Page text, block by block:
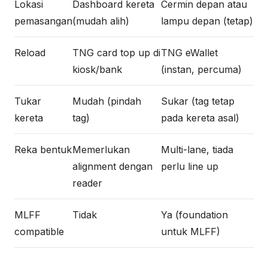
Lokasi
pemasangan
Dashboard kereta
(mudah alih)
Cermin depan atau
lampu depan (tetap)
Reload
TNG card top up di
kiosk/bank
TNG eWallet
(instan, percuma)
Tukar
kereta
Mudah (pindah
tag)
Sukar (tag tetap
pada kereta asal)
Reka bentukMemerlukan
alignment dengan
reader
Multi-lane, tiada
perlu line up
MLFF
compatible
Tidak
Ya (foundation
untuk MLFF)